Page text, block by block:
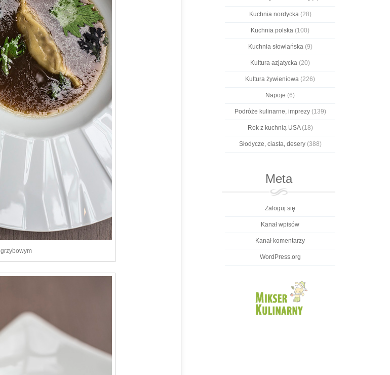
Kuchnia nordycka(28)
Kuchnia polska (100)
Kuchnia słowiańska(9)
Kultura azjatycka (20)
Kultura żywieniowa (226)
Napoje (6)
Podróże kulinarne, imprezy(139)
Rok z kuchnią USA(18)
Słodycze, ciasta, desery(388)
Meta
Zaloguj się
Kanał wpisów
Kanał komentarzy
WordPress.org